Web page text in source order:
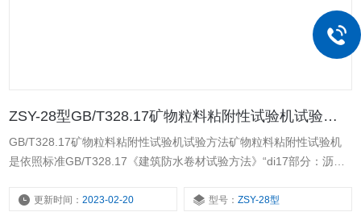
ZSY-28型GB/T328.17矿物粒料粘附性试验机试验方法
GB/T328.17矿物粒料粘附性试验机试验方法矿物粒料粘附性试验机
是依照标准GB/T328.17《建筑防水卷材试验方法》“di17部分：沥青
下，将被测矿物卷材试件刷洗至标准要求，以备矿物料粘附性的测
更新时间：2023-02-20 型号：ZSY-28型